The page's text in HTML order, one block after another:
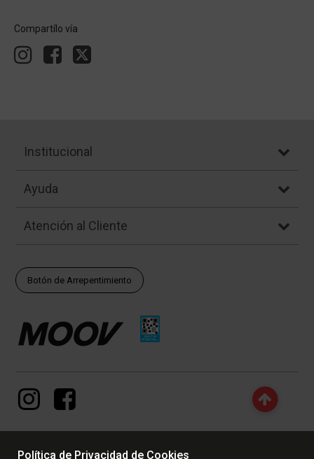
Compartílo vía
Institucional
Ayuda
Atención al Cliente
Botón de Arrepentimiento
Política de Privacidad de Cookies